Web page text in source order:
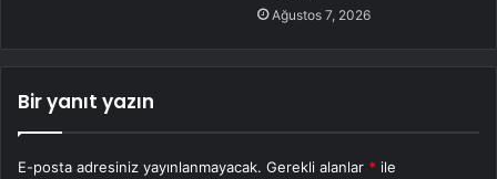
Ağustos 7, 2026
Bir yanıt yazın
E-posta adresiniz yayınlanmayacak. Gerekli alanlar * ile